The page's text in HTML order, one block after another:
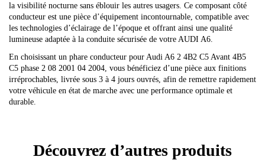
la visibilité nocturne sans éblouir les autres usagers. Ce composant côté
conducteur est une pièce d’équipement incontournable, compatible avec
les technologies d’éclairage de l’époque et offrant ainsi une qualité
lumineuse adaptée à la conduite sécurisée de votre AUDI A6.
En choisissant un phare conducteur pour Audi A6 2 4B2 C5 Avant 4B5
C5 phase 2 08 2001 04 2004, vous bénéficiez d’une pièce aux finitions
irréprochables, livrée sous 3 à 4 jours ouvrés, afin de remettre rapidement
votre véhicule en état de marche avec une performance optimale et
durable.
Découvrez d’autres produits